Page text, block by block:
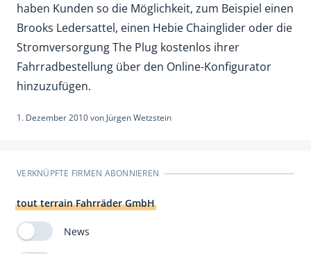
haben Kunden so die Möglichkeit, zum Beispiel einen
Brooks Ledersattel, einen Hebie Chainglider oder die
Stromversorgung The Plug kostenlos ihrer
Fahrradbestellung über den Online-Konfigurator
hinzuzufügen.
1. Dezember 2010von Jürgen Wetzstein
VERKNÜPFTE FIRMEN ABONNIEREN
tout terrain Fahrräder GmbH
News